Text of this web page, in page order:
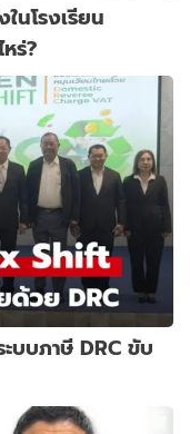
นโรงเรียน
ร่?
บบภาษี DRC ขับ